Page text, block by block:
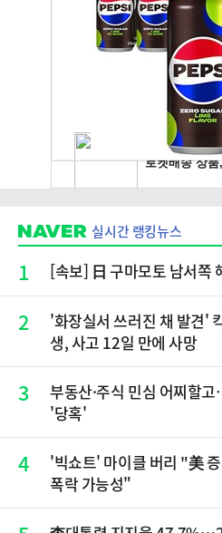
실시간 랭킹뉴스
1 [속보] 日 구마모토 남서쪽
2
'화장실서 쓰러진 채 발견'
생, 사고 12일 만에 사망
3
부동산·주식 민심 어찌할
'당혹'
4
'빅쇼트' 마이클 버리 "美
폭락 가능성"